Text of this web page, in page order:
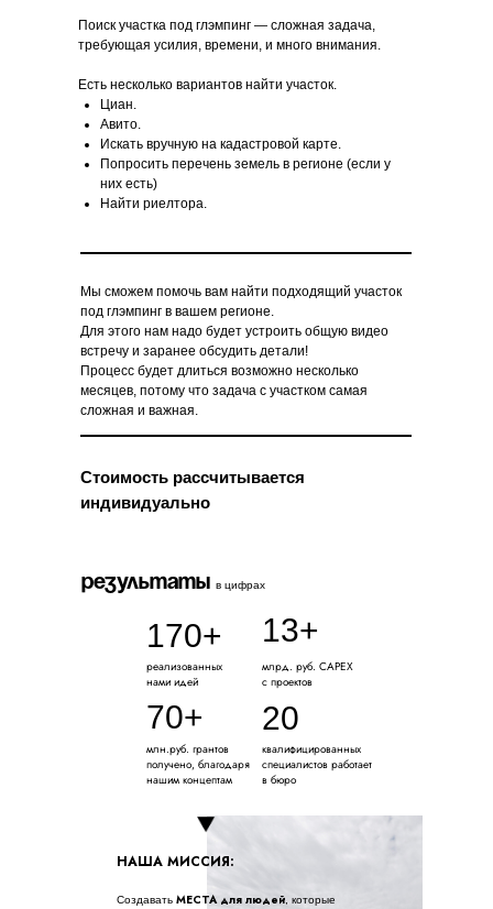
Поиск участка под глэмпинг — сложная задача,
требующая усилия, времени, и много внимания.
Есть несколько вариантов найти участок.
Циан.
Авито.
Искать вручную на кадастровой карте.
Попросить перечень земель в регионе (если у
них есть)
Найти риелтора.
Стоимость рассчитывается
индивидуально
Мы сможем помочь вам найти подходящий участок
под глэмпинг в вашем регионе.
Для этого нам надо будет устроить общую видео
встречу и заранее обсудить детали!
Процесс будет длиться возможно несколько
месяцев, потому что задача с участком самая
сложная и важная.
20
квалифицированных
специалистов работает
в бюро
13+
млрд. руб. CAPEX
с проектов
170+
реализованных
нами идей
70+
млн.руб. грантов
получено, благодаря
нашим концептам
Создавать МЕСТА для людей , которые
результаты в цифрах
НАША МИССИЯ: